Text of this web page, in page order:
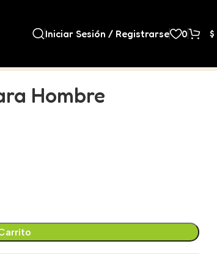
Iniciar Sesión / Registrarse 0 $
Hombre